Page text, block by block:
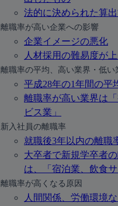
法的に決められた算
離職率が高い企業への影響
企業イメージの悪化
人材採用の難易度が
離職率の平均、高い業界・低い
平成28年の1年間の平
離職率が高い業界は
ビス業」
新入社員の離職率
就職後3年以内の離職
大卒者で新規学卒者
は、「宿泊業、飲食サ
離職率が高くなる原因
人間関係、労働環境